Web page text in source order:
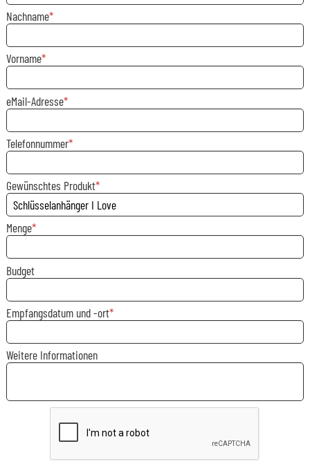
Nachname
Vorname
eMail-Adresse
Telefonnummer
Gewünschtes Produkt
Menge
Budget
Empfangsdatum und -ort
Weitere Informationen